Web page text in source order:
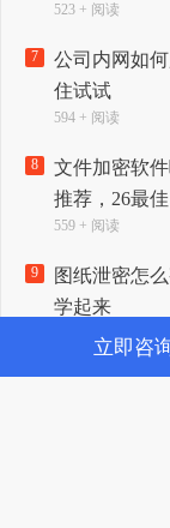
523 + 阅读
7
公司内网如
住试试
594 + 阅读
8
文件加密软
推荐，26最佳
559 + 阅读
9
图纸泄密怎
学起来
595 + 阅读
10
盗版软件检
立即咨